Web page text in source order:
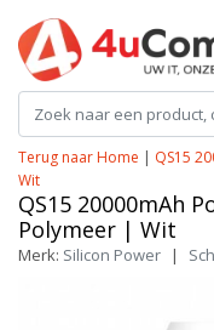
Terug naar Home | QS15
Wit
QS15 20000mAh
Polymeer | Wit
Merk: Silicon Power |